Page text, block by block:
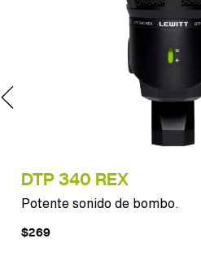
DTP 340 REX
Potente sonido de bombo.
$269